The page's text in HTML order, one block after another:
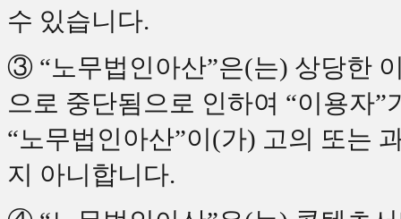
수 있습니다.
③ “노무법인아산”은(는) 상당한
으로 중단됨으로 인하여 “이용자
“노무법인아산”이(가) 고의 또는
지 아니합니다.